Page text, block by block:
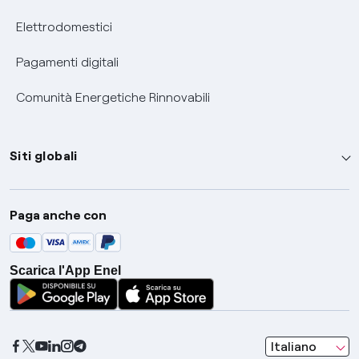
Elettrodomestici
Pagamenti digitali
Comunità Energetiche Rinnovabili
Siti globali
Enel Group
Enel Green Power
Global Trading
Global Procurement
Gridspertise
Paga anche con
Scarica l'App Enel
Italiano
seleziona una